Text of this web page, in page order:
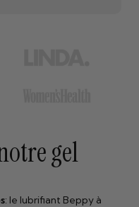
gel
: le lubrifiant Beppy à